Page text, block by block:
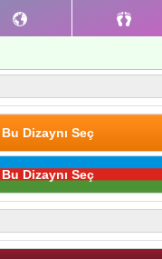
Bu Dizaynı Seç
Bu Dizaynı Seç